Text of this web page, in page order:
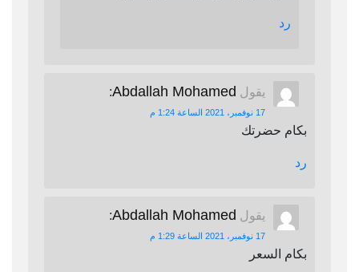
رد
يقول Abdallah Mohamed
:
17 نوفمبر، 2021 الساعة 1:24 م
بكام حضرتك
رد
يقول Abdallah Mohamed
:
17 نوفمبر، 2021 الساعة 1:29 م
بكام السعر